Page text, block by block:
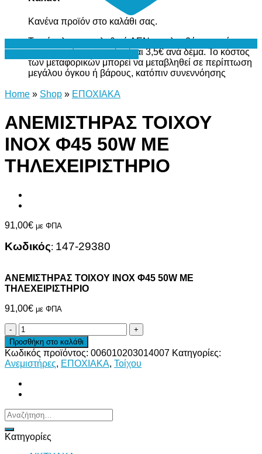
Κανένα προϊόν στο καλάθι σας.
Το σύνολο του καλαθιού ΔΕΝ περιλαμβάνει το κόστος
μεταφορικών, το οποίο είναι 3,5€ ανά δέμα. Το κόστος
των μεταφορικών μπορεί να μεταβληθεί σε περίπτωση
μεγάλου όγκου ή βάρους, κατόπιν συνεννόησης
Home » Shop » ΕΠΟΧΙΑΚΑ
ΑΝΕΜΙΣΤΗΡΑΣ ΤΟΙΧΟΥ
INOX Φ45 50W ΜΕ
ΤΗΛΕΧΕΙΡΙΣΤΗΡΙΟ
91,00€ με ΦΠΑ
Κωδικός: 147-29380
ΑΝΕΜΙΣΤΗΡΑΣ ΤΟΙΧΟΥ INOX Φ45 50W ΜΕ
ΤΗΛΕΧΕΙΡΙΣΤΗΡΙΟ
91,00€ με ΦΠΑ
ΑΝΕΜΙΣΤΗΡΑΣ
ΤΟΙΧΟΥ
INOX
Φ45
50W
ΜΕ
ΤΗΛΕΧΕΙΡΙΣΤΗΡΙΟ
Προσθήκη στο καλάθι
Κωδικός προϊόντος: 006010203014007 Κατηγορίες:
Ανεμιστήρες, ΕΠΟΧΙΑΚΑ, Τοίχου
Αναζήτηση
για:
Κατηγορίες